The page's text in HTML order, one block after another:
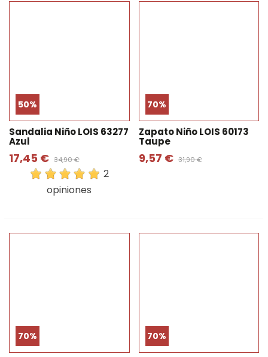
50%
Sandalia Niño LOIS 63277
Azul
17,45 € 34,90 €
2
opiniones
70%
Zapato Niño LOIS 60173
Taupe
9,57 € 31,90 €
70% 70%